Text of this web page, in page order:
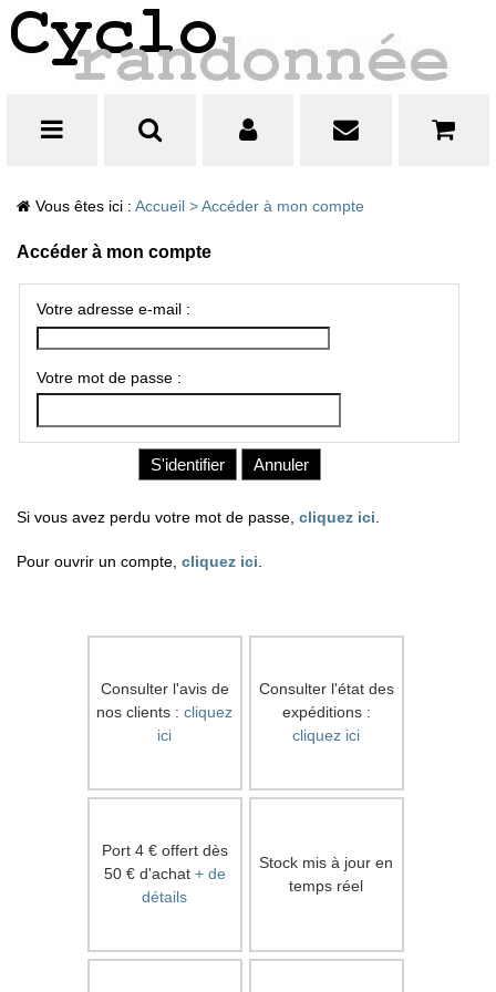
Vous êtes ici : Accueil > Accéder à mon compte
Accéder à mon compte
Votre adresse e-mail :
Votre mot de passe :
Si vous avez perdu votre mot de passe, cliquez ici.
Pour ouvrir un compte, cliquez ici
Consulter l'avis de
nos clients : cliquez
ici
Consulter l'état des
expéditions :
cliquez ici
Port 4 € offert dès
50 € d'achat + de
détails
Stock mis à jour en
temps réel